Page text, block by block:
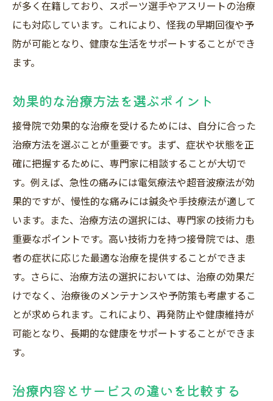
が多く在籍しており、スポーツ選手やアスリートの治療
にも対応しています。これにより、怪我の早期回復や予
防が可能となり、健康な生活をサポートすることができ
ます。
効果的な治療方法を選ぶポイント
接骨院で効果的な治療を受けるためには、自分に合った
治療方法を選ぶことが重要です。まず、症状や状態を正
確に把握するために、専門家に相談することが大切で
す。例えば、急性の痛みには電気療法や超音波療法が効
果的ですが、慢性的な痛みには鍼灸や手技療法が適して
います。また、治療方法の選択には、専門家の技術力も
重要なポイントです。高い技術力を持つ接骨院では、患
者の症状に応じた最適な治療を提供することができま
す。さらに、治療方法の選択においては、治療の効果だ
けでなく、治療後のメンテナンスや予防策も考慮するこ
とが求められます。これにより、再発防止や健康維持が
可能となり、長期的な健康をサポートすることができま
す。
治療内容とサービスの違いを比較する